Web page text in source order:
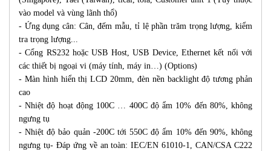
vào model và vùng lãnh thổ)
- Ứng dụng cân: Cân, đếm mẫu, tỉ lệ phần trăm trọng lượng, kiểm
tra trọng lượng...
- Cổng RS232 hoặc USB Host, USB Device, Ethernet kết nối với
các thiết bị ngoại vi (máy tính, máy in…) (Options)
- Màn hình hiển thị LCD 20mm, đèn nền backlight độ tương phản
cao
- Nhiệt độ hoạt động 100C … 400C độ ẩm 10% đến 80%, không
ngưng tụ
- Nhiệt độ bảo quản -200C tới 550C độ ẩm 10% đến 90%, không
ngưng tụ- Đáp ứng về an toàn: IEC/EN 61010-1, CAN/CSA C222